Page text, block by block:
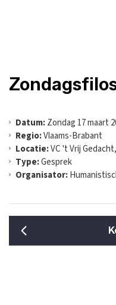
Datum:Zondag 17 maart
Regio:Vlaams-Brabant
Locatie:VC 't Vrij
Type:Gesprek
Organisator: